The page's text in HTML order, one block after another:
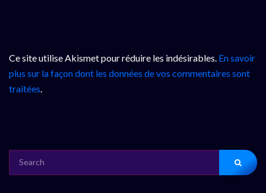
Ce site utilise Akismet pour réduire les indésirables. En savoir
plus sur la façon dont les données de vos commentaires sont
traitées.
FOR: